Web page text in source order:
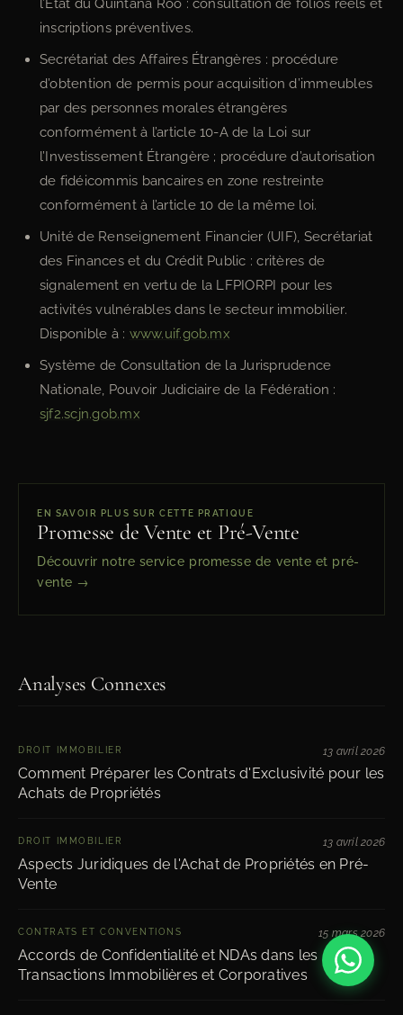
l’État du Quintana Roo : consultation de folios réels et
inscriptions préventives.
Secrétariat des Affaires Étrangères : procédure
d’obtention de permis pour acquisition d’immeubles
par des personnes morales étrangères
conformément à l’article 10-A de la Loi sur
l’Investissement Étrangère ; procédure d’autorisation
de fidéicommis bancaires en zone restreinte
conformément à l’article 10 de la même loi.
Unité de Renseignement Financier (UIF), Secrétariat
des Finances et du Crédit Public : critères de
signalement en vertu de la LFPIORPI pour les
activités vulnérables dans le secteur immobilier.
Disponible à : www.uif.gob.mx
Système de Consultation de la Jurisprudence
Nationale, Pouvoir Judiciaire de la Fédération :
sjf2.scjn.gob.mx
EN SAVOIR PLUS SUR CETTE PRATIQUE
Promesse de Vente et Pré-Vente
Découvrir notre service promesse de vente et pré-
vente →
Analyses Connexes
DROIT IMMOBILIER
Comment Préparer les Contrats d'Exclusivité pour les
Achats de Propriétés
13 avril 2026
DROIT IMMOBILIER
Aspects Juridiques de l'Achat de Propriétés en Pré-
Vente
13 avril 2026
CONTRATS ET CONVENTIONS
Accords de Confidentialité et NDAs dans les
Transactions Immobilières et Corporatives
15 mars 2026